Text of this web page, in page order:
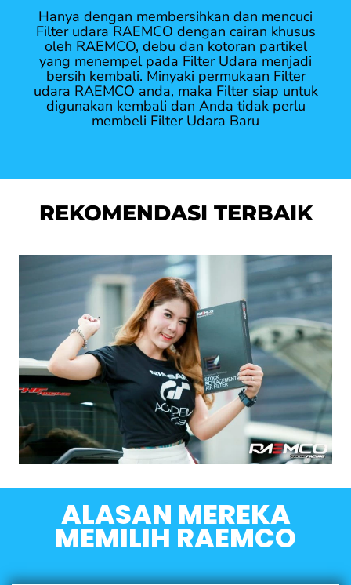
Hanya dengan membersihkan dan mencuci
Filter udara RAEMCO dengan cairan khusus
oleh RAEMCO, debu dan kotoran partikel
yang menempel pada Filter Udara menjadi
bersih kembali. Minyaki permukaan Filter
udara RAEMCO anda, maka Filter siap untuk
digunakan kembali dan Anda tidak perlu
membeli Filter Udara Baru
REKOMENDASI TERBAIK
ALASAN MEREKA
MEMILIH RAEMCO